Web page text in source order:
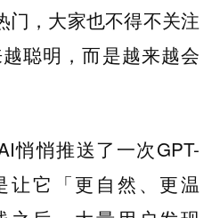
门，大家也不得不关注
聪明，而是越来越会
悄悄推送了一次GPT-
让它「更自然、更温